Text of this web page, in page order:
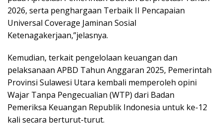
2026, serta penghargaan Terbaik II Pencapaian
Universal Coverage Jaminan Sosial
Ketenagakerjaan,”jelasnya.
Kemudian, terkait pengelolaan keuangan dan
pelaksanaan APBD Tahun Anggaran 2025, Pemerintah
Provinsi Sulawesi Utara kembali memperoleh opini
Wajar Tanpa Pengecualian (WTP) dari Badan
Pemeriksa Keuangan Republik Indonesia untuk ke-12
kali secara berturut-turut.